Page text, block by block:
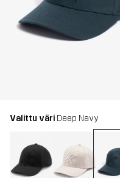
Valittu väri Deep Navy